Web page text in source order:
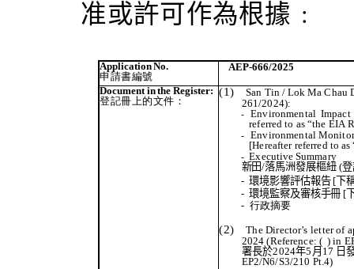
准或許可作為根據 ﹕
ApplicationNo.
申請書編號
AEP-666/2025
DocumentintheRegister:
登記冊上的文件 ：
(1)
San Tin / Lok Ma Chau
261/2024):
- Environmental Impact
referredto as“the EIA
- Environmental
[Hereafter referred to as
- Executive Summary
新田/落馬洲發展樞紐 (
- 環境影響評估報告 [下
- 環境監察及審核手冊 [
- 行政摘要
(2) The Director’s letter of
2024 (Reference: ( ) in
署長於2024年5 月 17 日
EP2/N6/S3/210 Pt.4)